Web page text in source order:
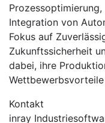
Integration von
Fokus auf
Zukunftssicherheit
dabei, ihre
Kontakt
inray